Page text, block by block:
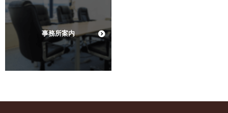
事務所案内